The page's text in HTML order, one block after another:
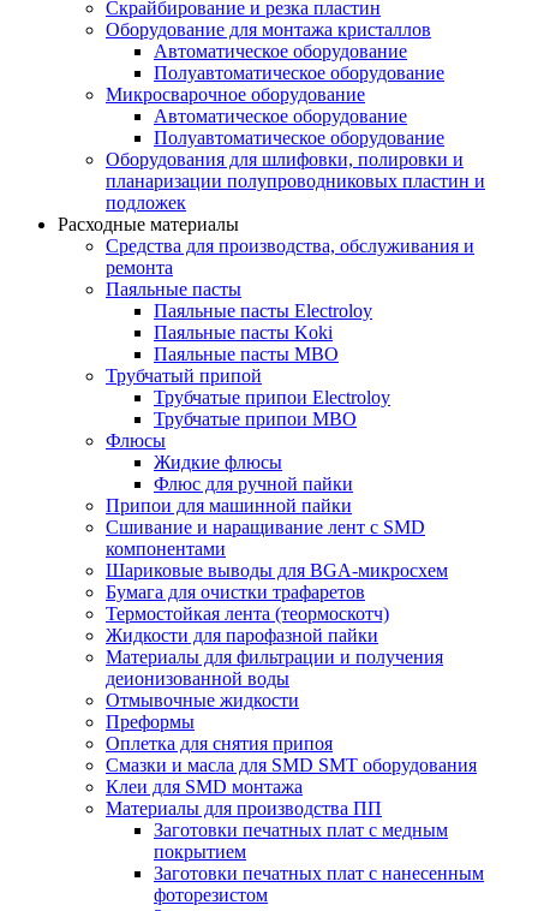
Скрайбирование и резка пластин
Оборудование для монтажа кристаллов
Автоматическое оборудование
Полуавтоматическое оборудование
Микросварочное оборудование
Автоматическое оборудование
Полуавтоматическое оборудование
Оборудования для шлифовки, полировки и
планаризации полупроводниковых пластин и
подложек
Расходные материалы
Средства для производства, обслуживания и
ремонта
Паяльные пасты
Паяльные пасты Electroloy
Паяльные пасты Koki
Паяльные пасты MBO
Трубчатый припой
Трубчатые припои Electroloy
Трубчатые припои MBO
Флюсы
Жидкие флюсы
Флюс для ручной пайки
Припои для машинной пайки
Сшивание и наращивание лент с SMD
компонентами
Шариковые выводы для BGA-микросхем
Бумага для очистки трафаретов
Термостойкая лента (теормоскотч)
Жидкости для парофазной пайки
Материалы для фильтрации и получения
деионизованной воды
Отмывочные жидкости
Преформы
Оплетка для снятия припоя
Смазки и масла для SMD SMT оборудования
Клеи для SMD монтажа
Материалы для производства ПП
Заготовки печатных плат с медным
покрытием
Заготовки печатных плат с нанесенным
фоторезистом